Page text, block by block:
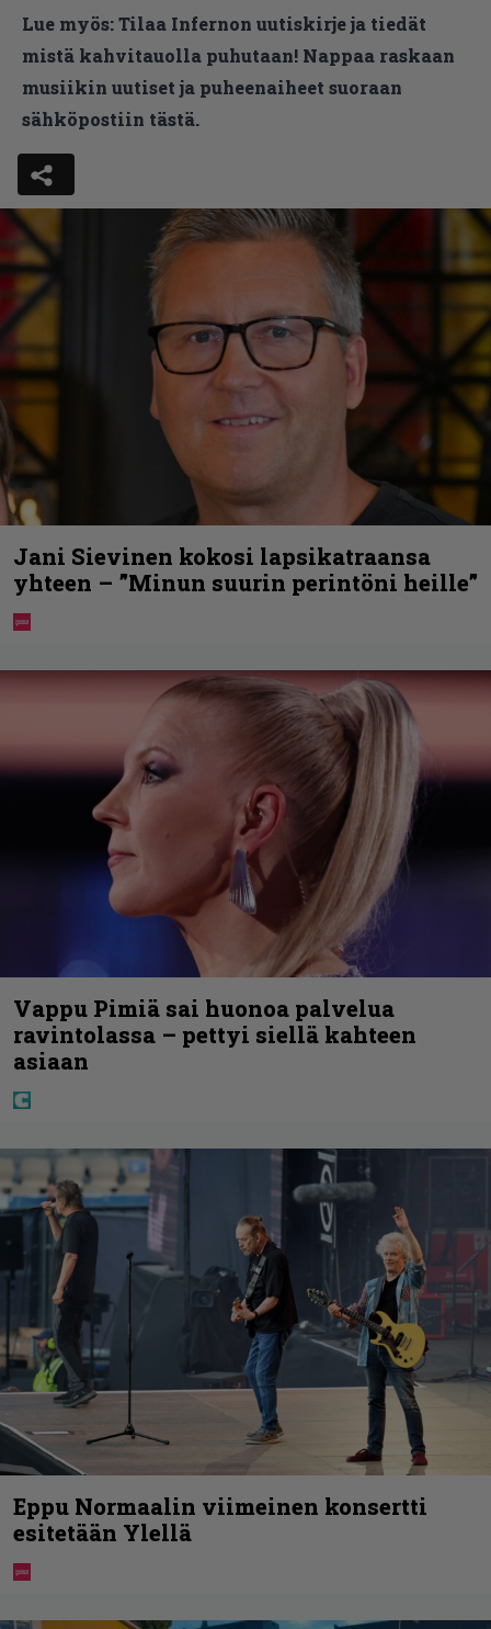
Lue myös:Tilaa Infernon uutiskirje ja tiedät
mistä kahvitauolla puhutaan! Nappaa raskaan
musiikin uutiset ja puheenaiheet suoraan
sähköpostiin tästä.
Jani Sievinen kokosi lapsikatraansa
yhteen – ”Minun suurin perintöni heille”
Vappu Pimiä sai huonoa palvelua
ravintolassa – pettyi siellä kahteen
asiaan
Eppu Normaalin viimeinen konsertti
esitetään Ylellä